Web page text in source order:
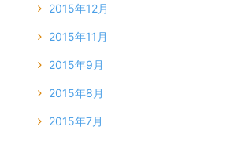
2015年12月
2015年11月
2015年9月
2015年8月
2015年7月